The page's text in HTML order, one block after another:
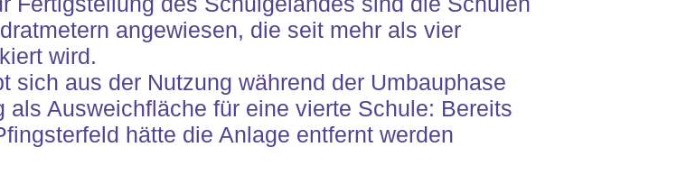
angewiesen, die seit mehr als vier
wird.
sich aus der Nutzung während der Umbauphase
Ausweichfläche für eine vierte Schule: Bereits
hätte die Anlage entfernt werden